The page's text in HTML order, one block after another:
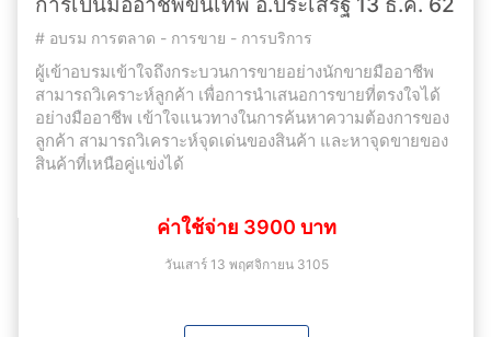
# อบรม การตลาด - การขาย - การบริการ
ผู้เข้าอบรมเข้าใจถึงกระบวนการขายอย่างนักขายมืออาชีพ
สามารถวิเคราะห์ลูกค้า เพื่อการนำเสนอการขายที่ตรงใจได้
อย่างมืออาชีพ เข้าใจแนวทางในการค้นหาความต้องการของ
ลูกค้า สามารถวิเคราะห์จุดเด่นของสินค้า และหาจุดขายของ
สินค้าที่เหนือคู่แข่งได้
ค่าใช้จ่าย 3900 บาท
วันเสาร์ 13 พฤศจิกายน 3105